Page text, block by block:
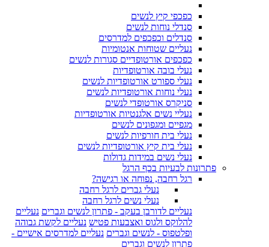
כפכפי קיץ לנשים
סנדלי נוחות לנשים
סנדלים וכפכפים למדרסים
נעליים שטוחות אנטומיות
כפכפים אורטופדיים סגורות לנשים
נעלי בובה אורטופדיות
נעלי ספורט אורטופדיות לנשים
נעלי נוחות אורטופדיות לנשים
סניקרס אורטופדי לנשים
נעליי נשים אלגנטיות אורטופדיות
מגפיים ומגפונים לנשים
נעלי בית חורפיות לנשים
נעלי בית קיץ אורטופדיות לנשים
נעלי נשים במידות גדולות
פתרונות לבעיות בכף הרגל
רגל רחבה, נפוחה או רגישה?
נעלי גברים לרגל רחבה
נעלי נשים לרגל רחבה
נעליים לדורבן בעקב - פתרון לנשים וגברים נעליים
להלוקס ולגוס ואצבעות פטיש נעליים לקשת גבוהה
ופלטפוס - לנשים וגברים נעליים למדרסים אישיים -
פתרון לנשים וגברים